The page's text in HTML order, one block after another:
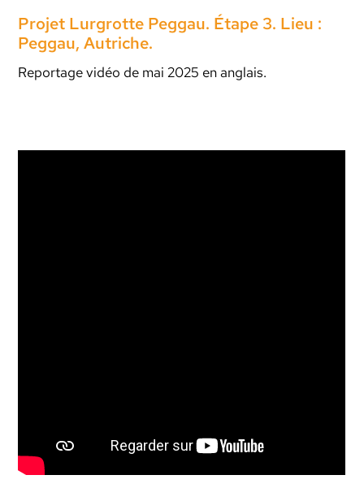
Projet Lurgrotte Peggau. Étape 3. Lieu :
Peggau, Autriche.
Reportage vidéo de mai 2025 en anglais.